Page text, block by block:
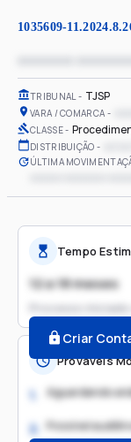
1035609-
TRIBUNAL TJSP
VARA / COMARCA
CLASSE
DISTRIBUIÇÃO
ÚLTIMA
Tempo
12 a 18 meses
Processo iniciado
Criar
Prováveis
1. Aguardando
2. Possível